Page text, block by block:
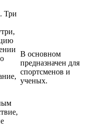
Три
В основном
предназначен для
спортсменов и
ученых.